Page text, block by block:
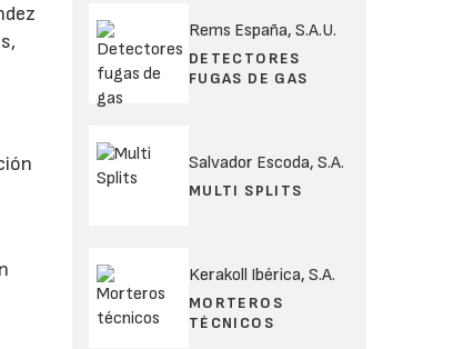
Rems España, S.A.U.
DETECTORES
FUGAS DE GAS
Salvador Escoda, S.A.
MULTI SPLITS
Kerakoll Ibérica, S.A.
MORTEROS
TÉCNICOS